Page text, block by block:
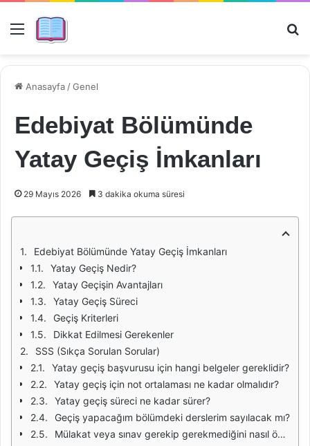
Menü
Anasayfa /Genel
Edebiyat Bölümünde
Yatay Geçiş İmkanları
29 Mayıs 2026 3 dakika okuma süresi
Edebiyat Bölümünde Yatay Geçiş İmkanları
Yatay Geçiş Nedir?
Yatay Geçişin Avantajları
Yatay Geçiş Süreci
Geçiş Kriterleri
Dikkat Edilmesi Gerekenler
SSS (Sıkça Sorulan Sorular)
Yatay geçiş başvurusu için hangi belgeler gereklidir?
Yatay geçiş için not ortalaması ne kadar olmalıdır?
Yatay geçiş süreci ne kadar sürer?
Geçiş yapacağım bölümdeki derslerim sayılacak mı?
Mülakat veya sınav gerekip gerekmediğini nasıl öğrenebilirim?